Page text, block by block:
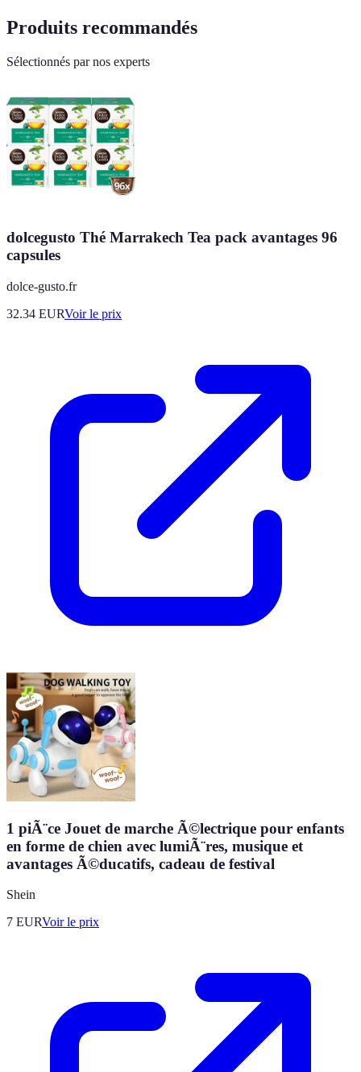
Produits recommandés
Sélectionnés par nos experts
dolcegusto Thé Marrakech Tea pack avantages 96
capsules
dolce-gusto.fr
32.34 EURVoir le prix
1 piÃ¨ce Jouet de marche Ã©lectrique pour enfants
en forme de chien avec lumiÃ¨res, musique et
avantages Ã©ducatifs, cadeau de festival
Shein
7 EURVoir le prix